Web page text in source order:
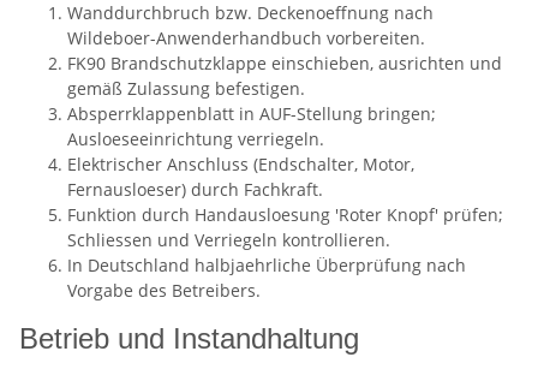
Wanddurchbruch bzw. Deckenoeffnung nach
Wildeboer-Anwenderhandbuch vorbereiten.
FK90 Brandschutzklappe einschieben, ausrichten und
gemäß Zulassung befestigen.
Absperrklappenblatt in AUF-Stellung bringen;
Ausloeseeinrichtung verriegeln.
Elektrischer Anschluss (Endschalter, Motor,
Fernausloeser) durch Fachkraft.
Funktion durch Handausloesung 'Roter Knopf' prüfen;
Schliessen und Verriegeln kontrollieren.
In Deutschland halbjaehrliche Überprüfung nach
Vorgabe des Betreibers.
Betrieb und Instandhaltung